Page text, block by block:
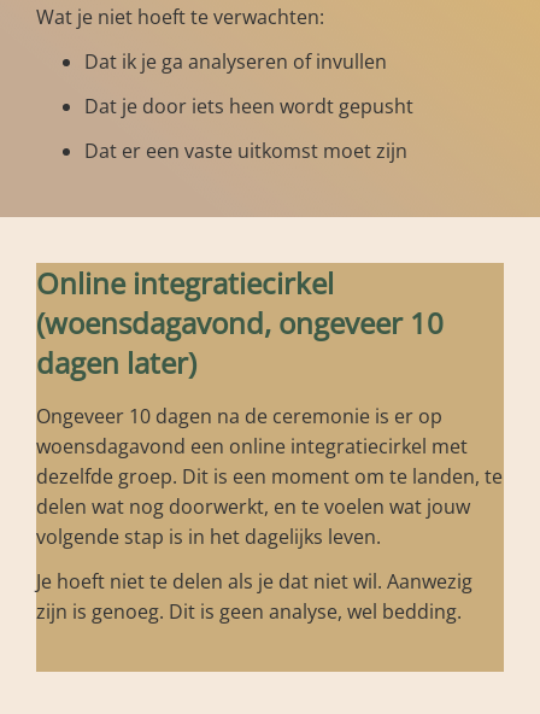
Wat je niet hoeft te verwachten:
Dat ik je ga analyseren of invullen
Dat je door iets heen wordt gepusht
Dat er een vaste uitkomst moet zijn
Online integratiecirkel
(woensdagavond, ongeveer 10
dagen later)
Ongeveer 10 dagen na de ceremonie is er op
woensdagavond een online integratiecirkel met
dezelfde groep. Dit is een moment om te landen, te
delen wat nog doorwerkt, en te voelen wat jouw
volgende stap is in het dagelijks leven.
Je hoeft niet te delen als je dat niet wil. Aanwezig
zijn is genoeg. Dit is geen analyse, wel bedding.